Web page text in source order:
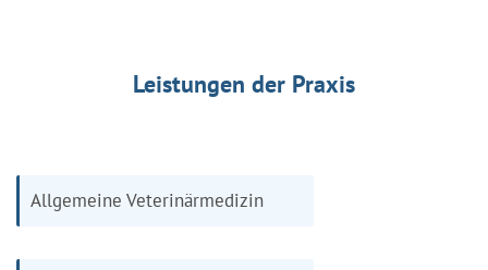
Leistungen der Praxis
Allgemeine Veterinärmedizin